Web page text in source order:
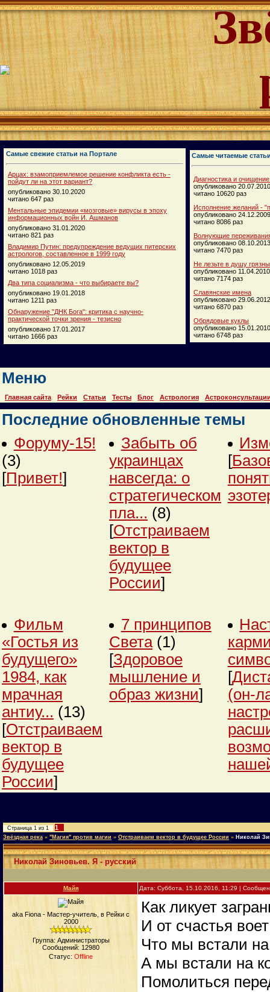
Самые свежие статьи на Портале
Арцах: взамоприемлемое решение конфликта есть -
пойдут ли на этот вариант?
опубликовано 30.10.2020
читано 647 раз
Ментальные эпидемии «мозговые» вирусы в эпоху
информационных войн И. Ашманов
опубликовано 31.01.2020
читано 821 раз
Владимир Путин: предупреждение ведущих питерских
астрологов, составленное в 1999 году
опубликовано 12.05.2019
читано 1018 раз
Два типа социализма - что выбираете вы?
опубликовано 19.01.2018
читано 1211 раз
Обнаружение "ДНК Бога": критика с научно-
практической точки зрения - тезисно
опубликовано 17.01.2017
читано 1666 раз
Самые читаемые
Диагностика и
опубликовано 20.07.2010
читано 10620 раз
Исполнение желаний -
опубликовано 24.12.2009
читано 8086 раз
Волнующие
опубликовано 08.10.2013
читано 7470 раз
Не лезьте в душу
опубликовано 11.04.2010
читано 7174 раз
Славянские имена
опубликовано 29.06.2012
читано 6870 раз
Обрядовые куклы
опубликовано 15.01.2010
читано 6748 раз
Меню
Главная сайта Рейки Статьи Тесты Блог Астрология
Последние обновленные темы
Форуму-15!
(3)
[Привет!]
Забыть об
украинцах
навсегда: о
стратегическом
пла... (8)
[Отстраиваем
вектор в
будущее
России]
[
Фильм
«Гостья из
будущего»
1984, как
мрачная
антиу... (13)
[Отстраиваем
вектор в
будущее
России]
7 принципов
Света (1)
[Здоровое
мышление и
образ жизни]
[
(он-
Страница 1 из 1 1
Звёздная река » "Магия" против магии » Отстраиваем вектор в будущее России » Николай
Николай Зиновьев. Я - русский
Майя Дата: Суббота, 15.10.2016, 11:29 |
aka Fiona - Мастер-учитель, в Рейки с
2000
Группа: Администраторы
Сообщений: 12980
Статус: Offline
Как ликует
И от счастья
Что мы встали
А мы встали на
Помолиться